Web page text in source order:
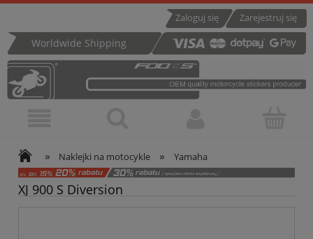
Zarejestruj się
Zaloguj się
Worldwide Shipping
» Naklejki na motocykle » Yamaha
XJ 900 S Diversion